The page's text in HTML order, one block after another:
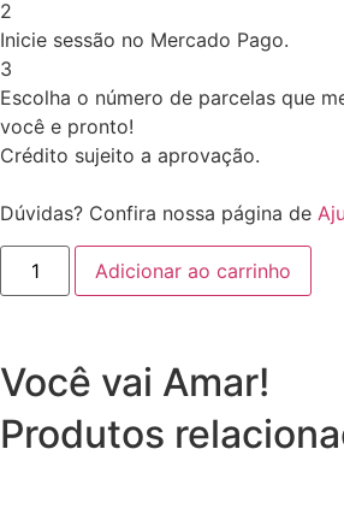
2
Inicie sessão no Mercado Pago.
3
Escolha o número de parcelas que
você e pronto!
Crédito sujeito a aprovação.
Dúvidas? Confira nossa página de
Adicionar ao carrinho
Você vai Amar!
Produtos